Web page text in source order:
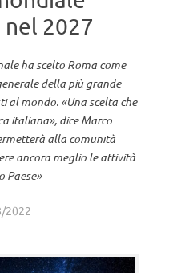
2027
ha scelto Roma come
della più grande
al mondo. «Una scelta che
italiana», dice Marco
alla comunità
ancora meglio le attività
Paese»
2022